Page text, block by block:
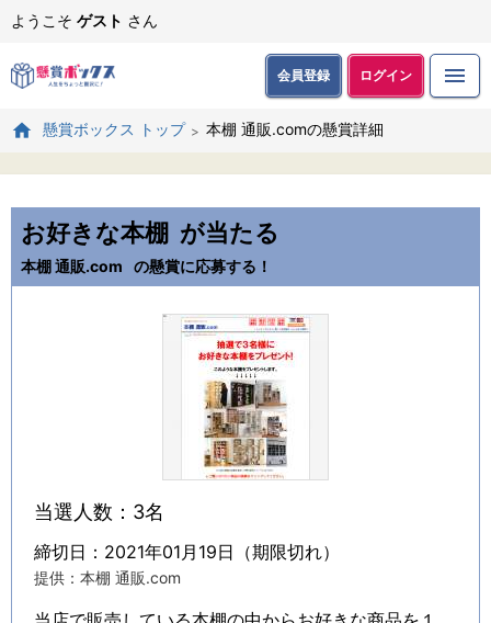
ようこそ ゲスト さん
会員登録 ログイン
懸賞ボックス トップ 本棚 通販.comの懸賞詳細
お好きな本棚 が当たる
本棚 通販.com の懸賞に応募する！
当選人数：3名
締切日：2021年01月19日（期限切れ）
提供：本棚 通販.com